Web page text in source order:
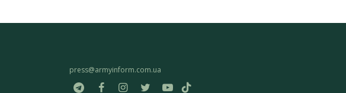
press@armyinform.com.ua